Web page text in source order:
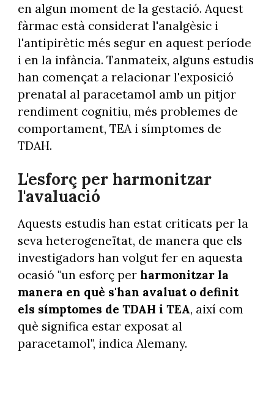
en algun moment de la gestació. Aquest
fàrmac està considerat l'analgèsic i
l'antipirètic més segur en aquest període
i en la infància. Tanmateix, alguns estudis
han començat a relacionar l'exposició
prenatal al paracetamol amb un pitjor
rendiment cognitiu, més problemes de
comportament, TEA i símptomes de
TDAH.
L'esforç per harmonitzar
l'avaluació
Aquests estudis han estat criticats per la
seva heterogeneïtat, de manera que els
investigadors han volgut fer en aquesta
ocasió "un esforç per harmonitzar la
manera en què s'han avaluat o definit
els símptomes de TDAH i TEA, així com
què significa estar exposat al
paracetamol", indica Alemany.